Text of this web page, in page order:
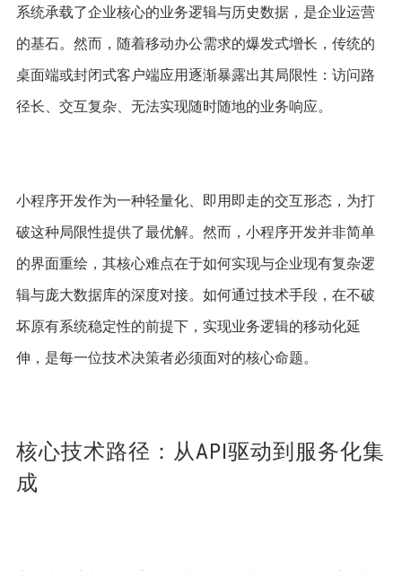
系统承载了企业核心的业务逻辑与历史数据，是企业运营
的基石。然而，随着移动办公需求的爆发式增长，传统的
桌面端或封闭式客户端应用逐渐暴露出其局限性：访问路
径长、交互复杂、无法实现随时随地的业务响应。
小程序开发作为一种轻量化、即用即走的交互形态，为打
破这种局限性提供了最优解。然而，小程序开发并非简单
的界面重绘，其核心难点在于如何实现与企业现有复杂逻
辑与庞大数据库的深度对接。如何通过技术手段，在不破
坏原有系统稳定性的前提下，实现业务逻辑的移动化延
伸，是每一位技术决策者必须面对的核心命题。
核心技术路径：从API驱动到服务化集
成